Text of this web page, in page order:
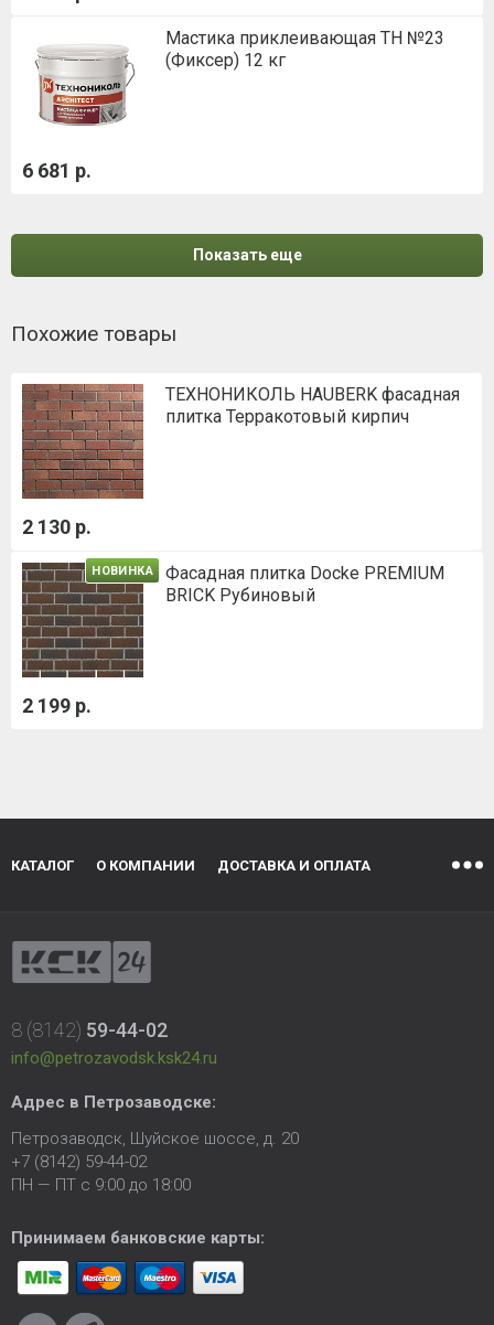
Мастика приклеивающая ТН №23
(Фиксер) 12 кг
6 681 р.
Показать еще
Похожие товары
ТЕХНОНИКОЛЬ HAUBERK фасадная
плитка Терракотовый кирпич
2 130 р.
НОВИНКА
Фасадная плитка Docke PREMIUM
BRICK Рубиновый
2 199 р.
КАТАЛОГ О КОМПАНИИ ДОСТАВКА И ОПЛАТА
8 (8142) 59-44-02
info@petrozavodsk.ksk24.ru
Адрес в Петрозаводске:
Петрозаводск, Шуйское шоссе, д. 20
+7 (8142) 59-44-02
ПН — ПТ с 9:00 до 18:00
Принимаем банковские карты: